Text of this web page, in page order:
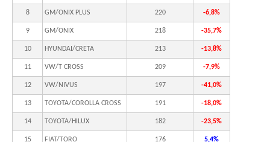
8 GM/ONIX PLUS 220 -6,8%
9 GM/ONIX 218 -35,7%
10 HYUNDAI/CRETA 213 -13,8%
11 VW/T CROSS 209 -7,9%
12 VW/NIVUS 197 -41,0%
13 TOYOTA/COROLLA CROSS 191 -18,0%
14 TOYOTA/HILUX 182 -23,5%
15 FIAT/TORO 176 5,4%